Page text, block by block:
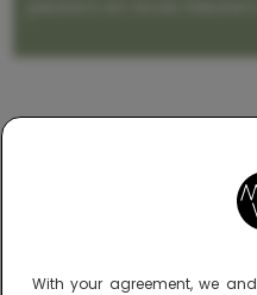
With your agreement, we and